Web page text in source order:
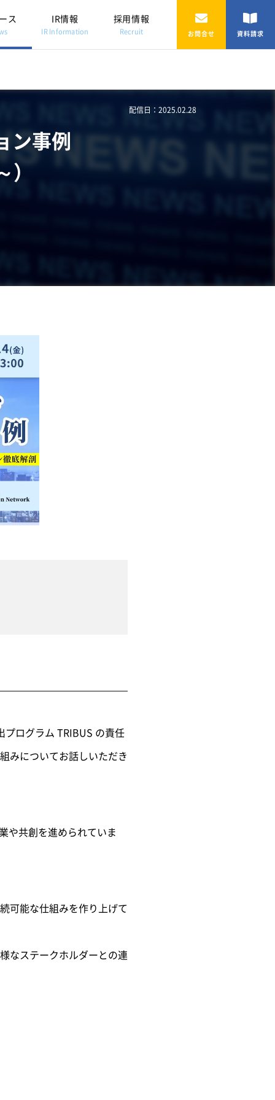
ス IR情報
IR Information
採用情報
Recruit お問合せ 資料請求
配信日：2025.02.28
ン事例
）
プログラム TRIBUS の責任
みについてお話しいただき
や共創を進められていま
可能な仕組みを作り上げて
なステークホルダーとの連